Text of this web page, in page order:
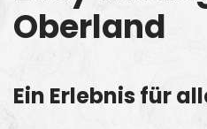
Oberland
Ein Erlebnis für